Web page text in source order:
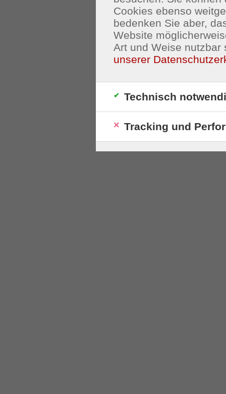
Cookies ebenso
bedenken Sie aber,
Website
Art und Weise nutzbar
unserer
Technisch
Tracking und